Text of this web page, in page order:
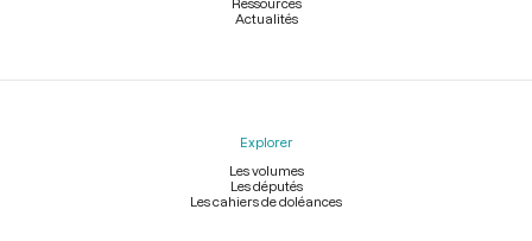
Actualités
Explorer
Les volumes
Les députés
Les cahiers de doléances